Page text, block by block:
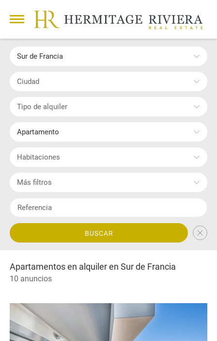
Sur de Francia
Ciudad
Tipo de alquiler
Apartamento
Habitaciones
Más filtros
BUSCAR
Apartamentos en alquiler en Sur de Francia
10 anuncios